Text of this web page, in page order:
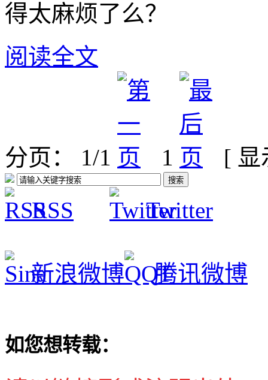
得太麻烦了么？
阅读全文
分页： 1/1 1 [
RSS Twitter
新浪微博 腾讯微博
如您想转载：